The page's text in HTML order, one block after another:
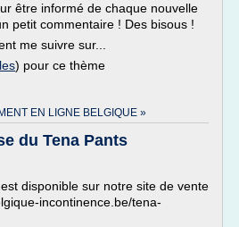
être informé de chaque nouvelle
petit commentaire ! Des bisous !
me suivre sur...
) pour ce thème
EN LIGNE BELGIQUE »
du Tena Pants
disponible sur notre site de vente
incontinence.be/tena-